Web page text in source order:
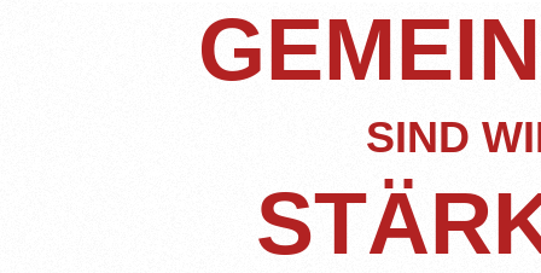
SIND